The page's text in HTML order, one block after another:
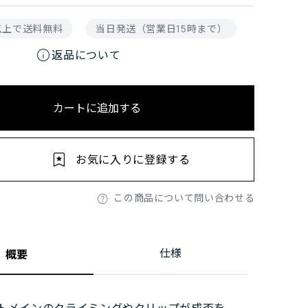
で送料無料 当日発送（営業日15時まで）
info返品について
カートに追加する
この商品について問い合わせる
お気に入りに登録する
概要 仕様